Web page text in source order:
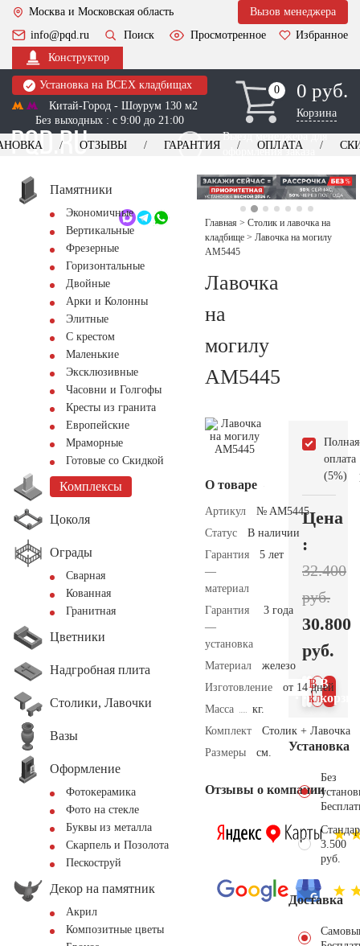
Москва и Московская область
Вызов менеджера
info@pqd.ru
Поиск Просмотренное
Избранное
Конструктор
Установка на ВСЕХ кладбищах
Китай-Город - Шоурум 130 м2
Без выходных : с 9:00 до 21:00
0
0 0 руб.
Корзина
Выезд менеджера для
оформления заказа
+7 (495) 518-44-23
Обратный звонок
ОТЗЫВЫ ГАРАНТИЯ ОПЛАТА
Памятники
Экономичные
Вертикальные
Фрезерные
Горизонтальные
Двойные
Арки и Колонны
Элитные
С крестом
Маленькие
Эксклюзивные
Часовни и Голгофы
Кресты из гранита
Европейские
Мраморные
Готовые со Скидкой
Комплексы
Цоколя
Ограды
Сварная
Кованная
Гранитная
Цветники
Надгробная плита
Столики, Лавочки
Вазы
Оформление
Фотокерамика
Фото на стекле
Буквы из металла
Скарпель и Позолота
Пескоструй
Декор на памятник
Акрил
Композитные цветы
Главная > Столик и лавочка на
кладбище > Лавочка на могилу
AM5445
Лавочка
на
могилу
AM5445
О товаре
Артикул
№ AM5445
Статус
В наличии
Гарантия
—
материал
5 лет
Гарантия
—
установка
3 года
Материал
железо
Изготовление
от 14 дней
Масса
кг.
Комплект
Столик + Лавочка
Размеры
см.
Отзывы о компании
Полная
оплата
(5%)
Цена
:
32.400
руб.
30.800
руб.
В
В 1
клик
Установка
Без
3.500
руб.
Доставка